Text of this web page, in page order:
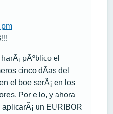
pm
pÃºblico el
cinco dÃ­as del
el boe serÃ¡ en los
Por ello, y ahora
un EURIBOR